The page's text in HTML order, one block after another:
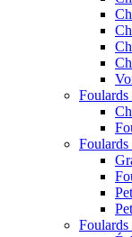
Foulards
Foulards
Foulards